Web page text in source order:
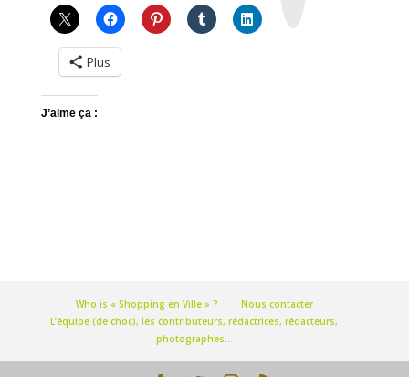
Plus
J’aime ça :
Who is « Shopping en Ville » ?
Nous contacter
L’équipe (de choc), les contributeurs, rédactrices, rédacteurs,
photographes…